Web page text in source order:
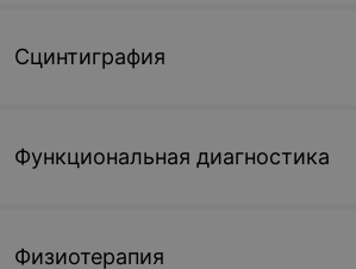
Сцинтиграфия
Функциональная диагностика
Физиотерапия